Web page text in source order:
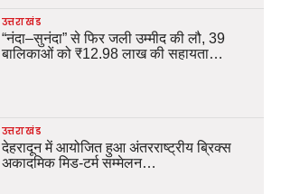
उत्तराखंड
“नंदा–सुनंदा” से फिर जली उम्मीद की लौ, 39
बालिकाओं को ₹12.98 लाख की सहायता…
उत्तराखंड
देहरादून में आयोजित हुआ अंतरराष्ट्रीय ब्रिक्स
अकादमिक मिड-टर्म सम्मेलन…